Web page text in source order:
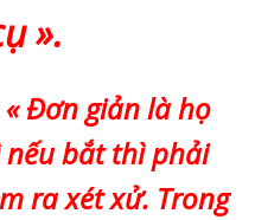
».
« Đơn giản là họ
bắt thì phải
ra xét xử. Trong